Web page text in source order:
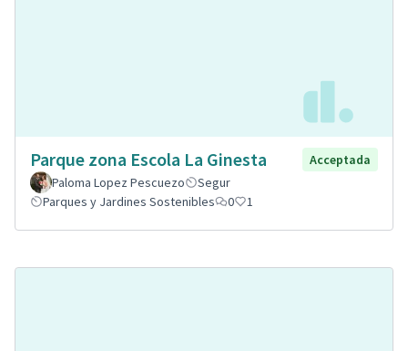
Parque zona Escola La Ginesta
Acceptada
Paloma Lopez Pescuezo
Segur
Parques y Jardines Sostenibles
0 1